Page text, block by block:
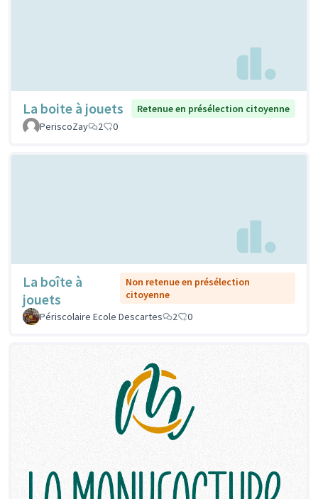
La boite à jouets
Retenue en présélection citoyenne
PeriscoZay
2 0
La boîte à
jouets
Non retenue en présélection
citoyenne
Périscolaire Ecole Descartes
2 0